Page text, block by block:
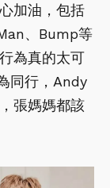
加油，包括
、Bump等
為真的太可
同行，Andy
張媽媽都該